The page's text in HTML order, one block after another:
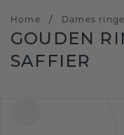
Home / Dames
GOUDEN
SAFFIER